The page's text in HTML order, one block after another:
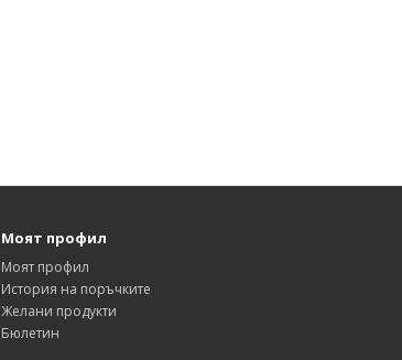
Моят профил
Моят профил
История на поръчките
Желани продукти
Бюлетин